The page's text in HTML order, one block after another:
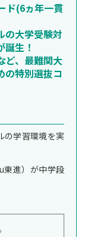
ド(6ヵ年一貫
の大学受験対
生！
ど、最難関大
の特別選抜コ
の学習環境を実
進）が中学段